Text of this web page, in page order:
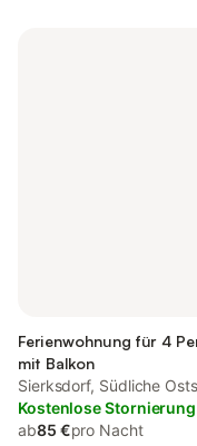
Ferienwohnung für 4
mit Balkon
Sierksdorf, Südliche
Kostenlose Stornierung
ab85 €pro Nacht